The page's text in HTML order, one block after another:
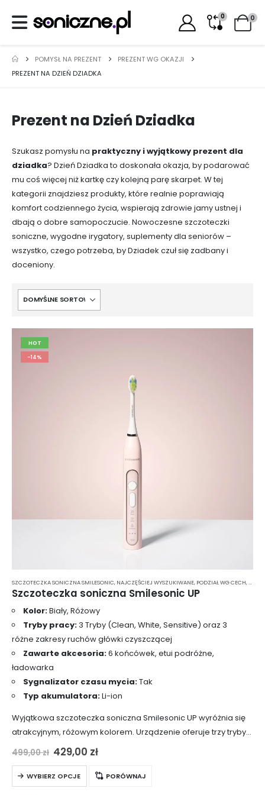
0 0
POMYSŁ NA PREZENT
PREZENT WG OKAZJI
PREZENT NA DZIEŃ DZIADKA
Prezent na Dzień Dziadka
Szukasz pomysłu na praktyczny i wyjątkowy prezent dla
dziadka? Dzień Dziadka to doskonała okazja, by podarować
mu coś więcej niż kartkę czy kolejną parę skarpet. W tej
kategorii znajdziesz produkty, które realnie poprawiają
komfort codziennego życia, wspierają zdrowie jamy ustnej i
dbają o dobre samopoczucie. Nowoczesne szczoteczki
soniczne, wygodne irygatory, suplementy dla seniorów –
wszystko, czego potrzeba, by Dziadek czuł się zadbany i
doceniony.
HOT
-14%
SZCZOTECZKA SONICZNA SMILESONIC, NAJCZĘŚCIEJ WYSZUKIWANE, PODZIAŁ WG CECH,
Szczoteczka soniczna Smilesonic UP
Kolor:Biały, Różowy
Tryby pracy:3 Tryby (Clean, White, Sensitive) oraz 3
różne zakresy ruchów główki czyszczącej
Zawarte akcesoria:6 końcówek, etui podróżne,
ładowarka
Sygnalizator czasu mycia:Tak
Typ akumulatora:Li-ion
Wyjątkowa szczoteczka soniczna Smilesonic UP wyróżnia się
atrakcyjnym, różowym kolorem. Urządzenie oferuje trzy tryby
czyszczące oraz trzy zakresy ruchów główki czyszczącej, co
daje łącznie dziewięć kombinacji mycia. Maksymalna
prędkość pracy…
499,00zł Pierwotna
cena
wynosiła:
499,00 zł.
429,00 złAktualna
wynosi:
429,00 zł.
WYBIERZ OPCJE
Ten
produkt
PORÓWNAJ